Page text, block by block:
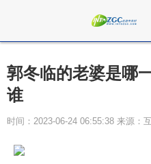
郭冬临的老婆是哪
谁
时间：2023-06-24 06:55:38 来源：